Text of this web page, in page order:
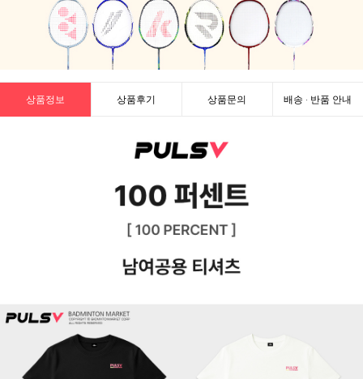
상품정보 상품후기 상품문의 배송 · 반품 안내